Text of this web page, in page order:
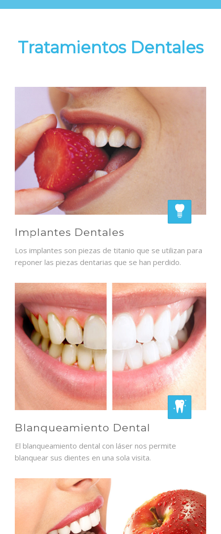
Tratamientos Dentales
Implantes Dentales
Los implantes son piezas de titanio que se utilizan para
reponer las piezas dentarias que se han perdido.
Blanqueamiento Dental
El blanqueamiento dental con láser nos permite
blanquear sus dientes en una sola visita.